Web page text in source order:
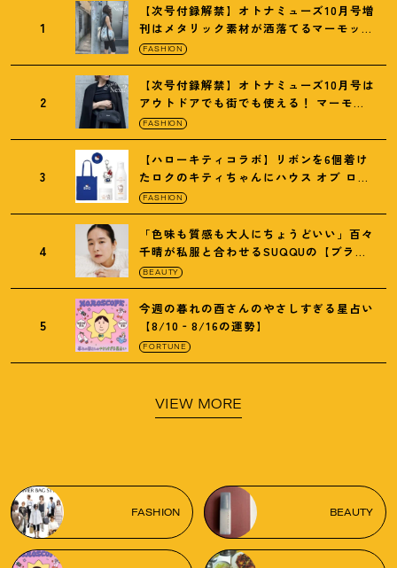
1
【次号付録解禁】オトナミューズ10月号増
刊はメタリック素材が洒落てるマーモット
の保冷バッグ
FASHION
2
【次号付録解禁】オトナミューズ10月号は
アウトドアでも街でも使える ！ マーモッ
トの黒ショルダー
FASHION
3
【ハローキティコラボ】リボンを6個着け
たロクのキティちゃんにハウス オブ ロー
ゼの限定パケも
FASHION
4
「色味も質感も大人にちょうどいい」百々
千晴が私服と合わせるSUQQUの【ブラー
リクイド リップ】6選
BEAUTY
5
今週の暮れの酉さんのやさしすぎる星占い
【8/10‐8/16の運勢】
FORTUNE
VIEW MORE
FASHION BEAUTY